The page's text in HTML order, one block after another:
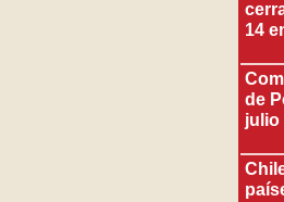
14
de
julio